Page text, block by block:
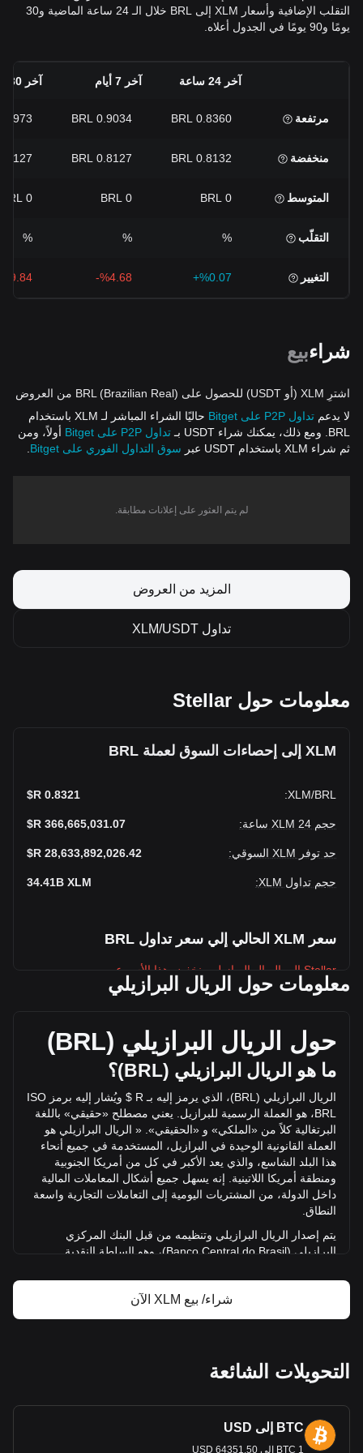
التقلب الإضافية وأسعار XLM إلى BRL خلال الـ 24 ساعة الماضية و30
يومًا و90 يومًا في الجدول أعلاه.
آخر 24 ساعة آخر 7 أيام آخر 30 يومًا
مرتفعة 0.8360 BRL
0.9034 BRL
BRL
منخفضة 0.8132 BRL
0.8127 BRL
BRL
المتوسط 0 BRL
0 BRL
0 BRL
التقلّب %
%
%
التغيير %0.07+
%4.68-
%9.84-
شراءبيع
اشترِ XLM (أو USDT) للحصول على BRL (Brazilian Real) من العروض
لا يدعم تداول P2P على Bitget
حاليًا الشراء المباشر لـ XLM باستخدام
BRL. ومع ذلك، يمكنك شراء USDT بـ
تداول P2P على Bitget
أولاً، ومن
ثم شراء XLM باستخدام USDT عبر
سوق التداول الفوري على Bitget
لم يتم العثور على إعلانات مطابقة.
المزيد من العروض
تداول XLM/USDT
معلومات حول Stellar
XLM إلى إحصاءات السوق لعملة BRL
XLM/BRL
:
0.8321 R$
حجم XLM 24 ساعة :
366,665,031.07 R$
حد توفر XLM السوقي :
28,633,892,026.42 R$
حجم تداول XLM :
34.41B XLM
سعر XLM الحالي إلي سعر تداول BRL
Stellar إلى الريال البرازيلي ينخفض هذا الأسبوع.
على حجم تداول قدره 34,413,167,000 XLM. تغير حجم تداول
ساعة الأخيرة. بلغ حجم تداول XLM في اليوم الأخير للتداول
538,877,275.15 R$.
مزيد من المعلومات حول Stellar من Bitget
سعر Stellar
توقعات سعر Stellar
تعريف Stellar (XLM)
حاسبة ربح Stellar
معلومات حول الريال البرازيلي
حول الريال البرازيلي (BRL
)
ما هو الريال البرازيلي (BRL)؟
الريال البرازيلي ( BRL)، الذي يرمز إليه بـ R $ ويُشار إليه برمز ISO
BRL، هو العملة الرسمية للبرازيل. يعني مصطلح «حقيقي» باللغة
البرتغالية كلاً من «الملكي» و «الحقيقي». « الريال البرازيلي هو
العملة القانونية الوحيدة في البرازيل، المستخدمة في جميع أنحاء
هذا البلد الشاسع، والذي يعد الأكبر في كل من أمريكا الجنوبية
ومنطقة أمريكا اللاتينية. إنه يسهل جميع أشكال المعاملات المالية
داخل الدولة، من المشتريات اليومية إلى التعاملات التجارية واسعة
النطاق.
يتم إصدار الريال البرازيلي وتنظيمه من قبل البنك المركزي
البرازيلي (Banco Central do Brasil)، وهو السلطة النقدية
وهو مسؤول عن ضمان استقرار القوة الشرائية للعملة وسلامة
ما هو تاريخ عملةBlur؟
إيتامار فرانكو. كان هذا جزءًا من خطة
كبيرةلتحقيق الاستقرار في الاقتصاد البرازيلي. وحلت العملة محل
ومع ذلك، في عام 1999، في أعقاب التخلف عن سداد الديون
الروسية والأزمة المالية العالمية التي تلت ذلك، اضطرت البرازيل
شراء/ بيع XLM الآن
التحويلات الشائعة
BTC إلى USD
1 BTC إلى 64351.50 USD